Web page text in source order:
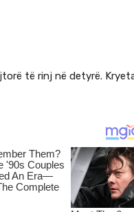
të rinj në detyrë.